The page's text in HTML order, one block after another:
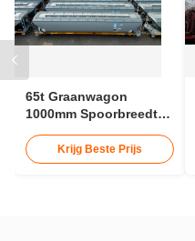
65t Graanwagon
1000mm Spoorbreedte
Krijg Beste Prijs